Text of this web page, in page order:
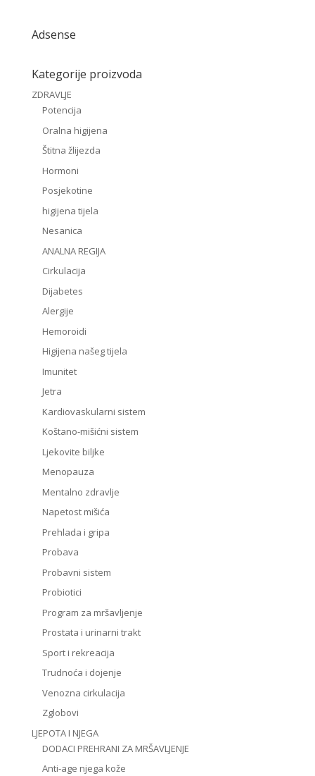
Adsense
Kategorije proizvoda
ZDRAVLJE
Potencija
Oralna higijena
Štitna žlijezda
Hormoni
Posjekotine
higijena tijela
Nesanica
ANALNA REGIJA
Cirkulacija
Dijabetes
Alergije
Hemoroidi
Higijena našeg tijela
Imunitet
Jetra
Kardiovaskularni sistem
Koštano-mišićni sistem
Ljekovite biljke
Menopauza
Mentalno zdravlje
Napetost mišića
Prehlada i gripa
Probava
Probavni sistem
Probiotici
Program za mršavljenje
Prostata i urinarni trakt
Sport i rekreacija
Trudnoća i dojenje
Venozna cirkulacija
Zglobovi
LJEPOTA I NJEGA
DODACI PREHRANI ZA MRŠAVLJENJE
Anti-age njega kože